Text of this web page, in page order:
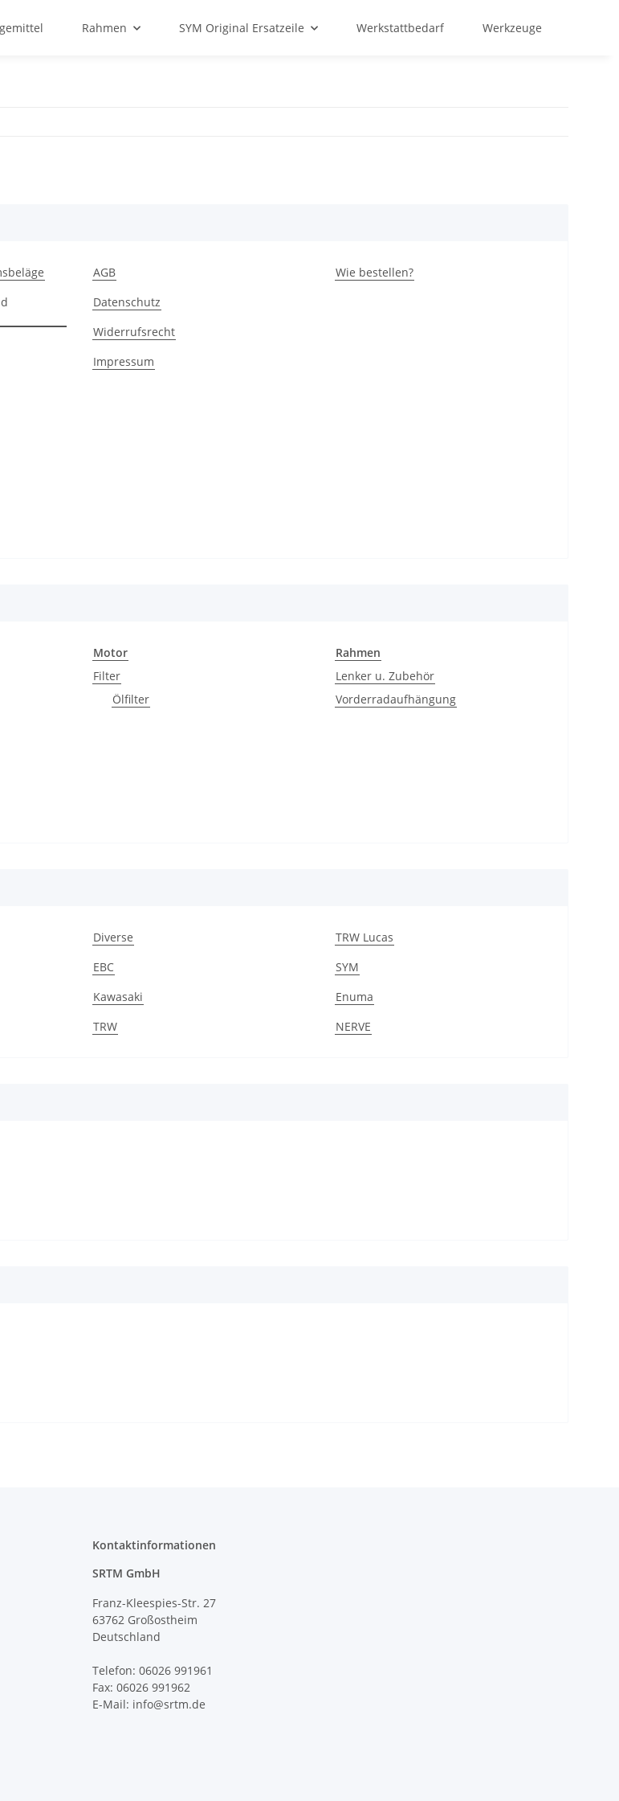
Rahmen SYM Original Ersatzeile Werkstattbedarf Werkzeuge
AGB
Datenschutz
Widerrufsrecht
Impressum
Wie bestellen?
Motor
Filter
Ölfilter
Rahmen
Lenker u. Zubehör
Vorderradaufhängung
Diverse
TRW Lucas
EBC
SYM
Kawasaki
Enuma
TRW NERVE
Kontaktinformationen
SRTM GmbH
Franz-Kleespies-Str. 27
63762 Großostheim
Deutschland
Telefon: 06026 991961
Fax: 06026 991962
E-Mail: info@srtm.de